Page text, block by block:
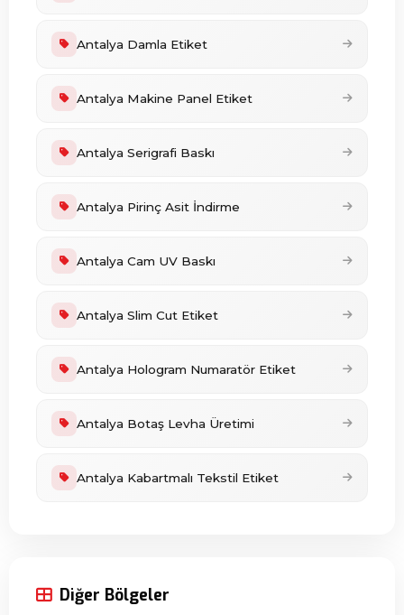
Antalya Damla Etiket
Antalya Makine Panel Etiket
Antalya Serigrafi Baskı
Antalya Pirinç Asit İndirme
Antalya Cam UV Baskı
Antalya Slim Cut Etiket
Antalya Hologram Numaratör Etiket
Antalya Botaş Levha Üretimi
Antalya Kabartmalı Tekstil Etiket
Diğer Bölgeler